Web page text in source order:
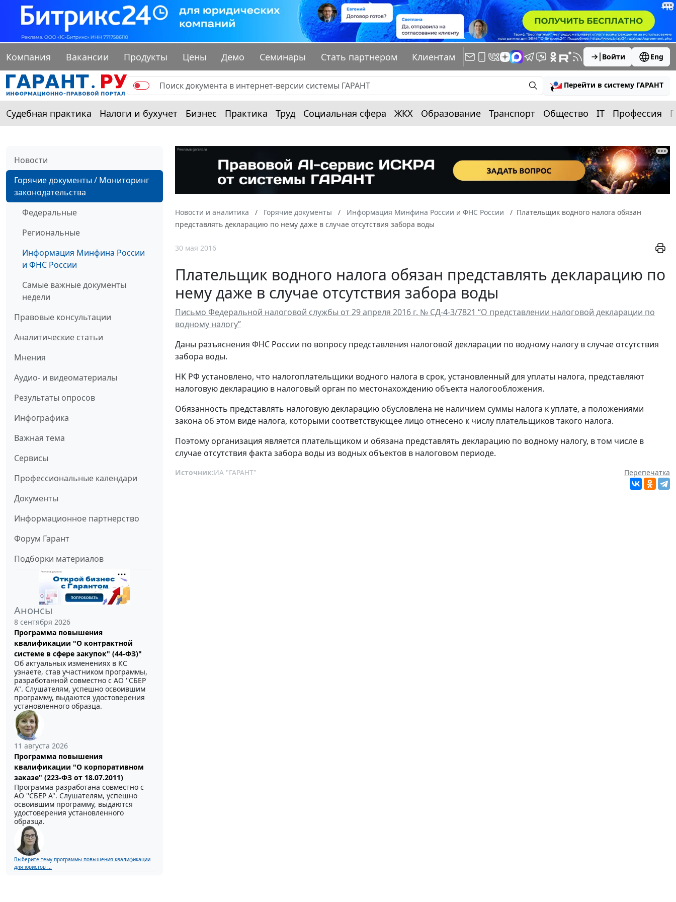
Компания Вакансии Продукты Цены Демо Семинары Стать партнером Клиентам Войти Eng
Перейти в систему ГАРАНТ
Судебная практика Налоги и бухучет Бизнес Практика Труд Социальная сфера ЖКХ Образование Транспорт Общество IT Профессия
Новости
Горячие документы / Мониторинг
законодательства
Федеральные
Региональные
Информация Минфина России
и ФНС России
Самые важные документы
недели
Правовые консультации
Аналитические статьи
Мнения
Аудио- и видеоматериалы
Результаты опросов
Инфографика
Важная тема
Сервисы
Профессиональные календари
Документы
Информационное партнерство
Форум Гарант
Подборки материалов
Анонсы
8 сентября 2026
Программа повышения
квалификации "О контрактной
системе в сфере закупок" (44-ФЗ)"
Об актуальных изменениях в КС
узнаете, став участником программы,
разработанной совместно с АО ''СБЕР
А". Слушателям, успешно освоившим
программу, выдаются удостоверения
установленного образца.
11 августа 2026
Программа повышения
квалификации "О корпоративном
заказе" (223-ФЗ от 18.07.2011)
Программа разработана совместно с
АО ''СБЕР А". Слушателям, успешно
освоившим программу, выдаются
удостоверения установленного
образца.
Выберите тему программы повышения квалификации
для юристов ...
Новости и аналитика Горячие документы Информация Минфина России и ФНС России
Плательщик водного налога обязан
представлять декларацию по нему даже в случае отсутствия забора воды
30 мая 2016
Плательщик водного налога обязан представлять декларацию по
нему даже в случае отсутствия забора воды
Письмо Федеральной налоговой службы от 29 апреля 2016 г. № СД-4-3/7821 “О представлении налоговой декларации по
водному налогу”
Даны разъяснения ФНС России по вопросу представления налоговой декларации по водному налогу в случае отсутствия
забора воды.
НК РФ установлено, что налогоплательщики водного налога в срок, установленный для уплаты налога, представляют
налоговую декларацию в налоговый орган по местонахождению объекта налогообложения.
Обязанность представлять налоговую декларацию обусловлена не наличием суммы налога к уплате, а положениями
закона об этом виде налога, которыми соответствующее лицо отнесено к числу плательщиков такого налога.
Поэтому организация является плательщиком и обязана представлять декларацию по водному налогу, в том числе в
случае отсутствия факта забора воды из водных объектов в налоговом периоде.
Источник:ИА "ГАРАНТ" Перепечатка